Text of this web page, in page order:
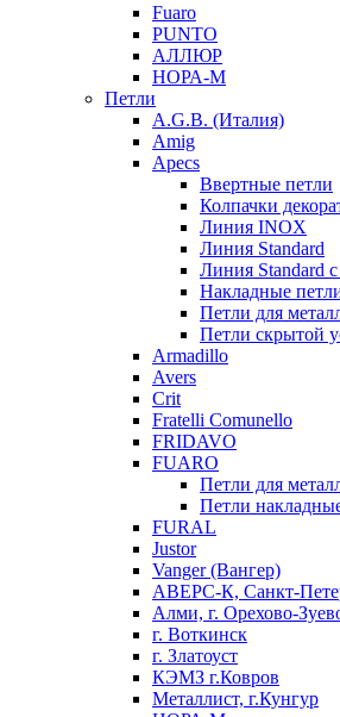
Fuaro
PUNTO
АЛЛЮР
НОРА-М
Петли
A.G.B. (Италия)
Amig
Apecs
Ввертные петли
Колпачки
Линия INOX
Линия Standard
Линия Standard
Накладные
Петли для
Петли скрытой
Armadillo
Avers
Crit
Fratelli Comunello
FRIDAVO
FUARO
Петли для
Петли
FURAL
Justor
Vanger (Вангер)
АВЕРС-К, Санкт-
Алми, г. Орехово-
г. Воткинск
г. Златоуст
КЭМЗ г.Ковров
Металлист, г.Кунгур